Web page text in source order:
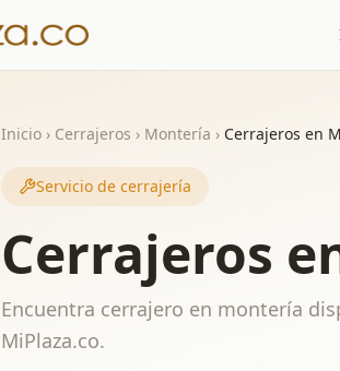
Inicio › Cerrajeros › Montería › Cerrajeros en
Servicio de cerrajería
Cerrajeros
Encuentra cerrajero en montería
MiPlaza.co.